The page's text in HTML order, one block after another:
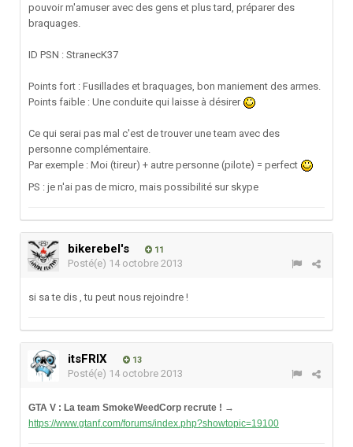
pouvoir m'amuser avec des gens et plus tard, préparer des
braquages.
ID PSN : StranecK37
Points fort : Fusillades et braquages, bon maniement des armes.
Points faible : Une conduite qui laisse à désirer
Ce qui serai pas mal c'est de trouver une team avec des
personne complémentaire.
Par exemple : Moi (tireur) + autre personne (pilote) = perfect
PS : je n'ai pas de micro, mais possibilité sur skype
bikerebel's 11
Posté(e) 14 octobre 2013
si sa te dis , tu peut nous rejoindre !
itsFRIX 13
Posté(e) 14 octobre 2013
GTA V : La team SmokeWeedCorp recrute ! →
https://www.gtanf.com/forums/index.php?showtopic=19100